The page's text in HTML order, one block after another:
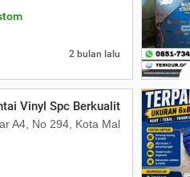
2 bulan lalu
Vinyl Spc Berkualitas Terbaik
A4, No 294, Kota Malang